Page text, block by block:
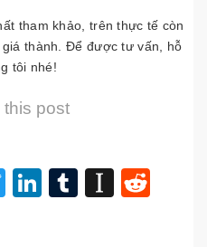
tham khảo, trên thực tế còn
thành. Để được tư vấn, hỗ
tôi nhé!
this post
TwitterLinkedIn
Tumblr